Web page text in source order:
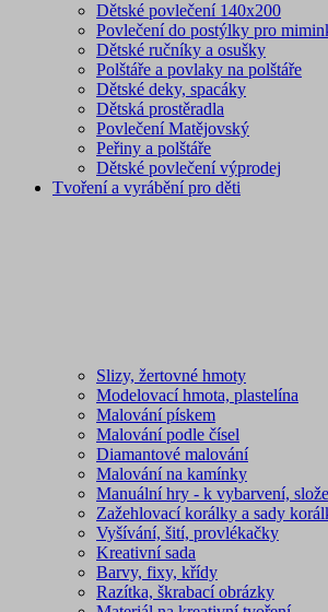
Dětské povlečení 140x200
Povlečení do postýlky pro
Dětské ručníky a osušky
Polštáře a povlaky na polštáře
Dětské deky, spacáky
Dětská prostěradla
Povlečení Matějovský
Peřiny a polštáře
Dětské povlečení výprodej
Tvoření a vyrábění pro děti
Slizy, žertovné hmoty
Modelovací hmota, plastelína
Malování pískem
Malování podle čísel
Diamantové malování
Malování na kamínky
Manuální hry - k vybarvení,
Zažehlovací korálky a sady
Vyšívání, šití, provlékačky
Kreativní sada
Barvy, fixy, křídy
Razítka, škrabací obrázky